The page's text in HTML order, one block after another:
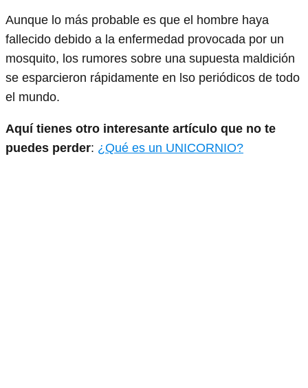
Aunque lo más probable es que el hombre haya
fallecido debido a la enfermedad provocada por un
mosquito, los rumores sobre una supuesta maldición
se esparcieron rápidamente en lso periódicos de todo
el mundo.
Aquí tienes otro interesante artículo que no te
puedes perder: ¿Qué es un UNICORNIO?